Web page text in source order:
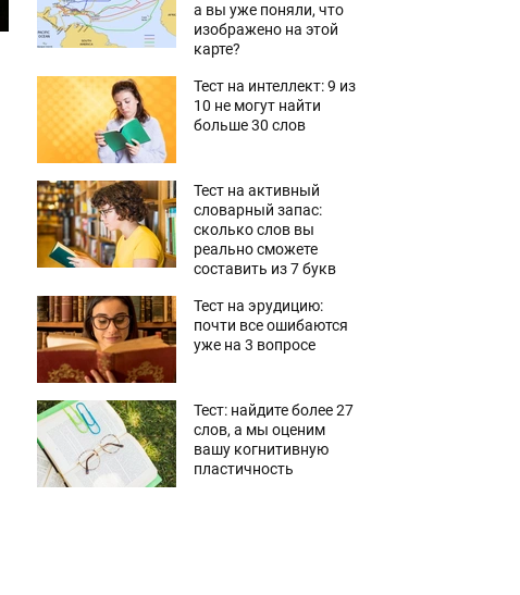
а вы уже поняли, что
изображено на этой
карте?
Тест на интеллект: 9 из
10 не могут найти
больше 30 слов
Тест на активный
словарный запас:
сколько слов вы
реально сможете
составить из 7 букв
Тест на эрудицию:
почти все ошибаются
уже на 3 вопросе
Тест: найдите более 27
слов, а мы оценим
вашу когнитивную
пластичность